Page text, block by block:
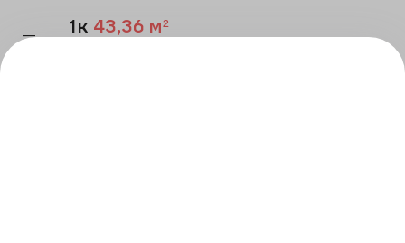
— 1к 43,36 м²